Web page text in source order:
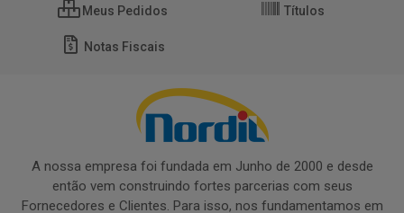
Meus Pedidos Títulos
Notas Fiscais
A nossa empresa foi fundada em Junho de 2000 e desde
então vem construindo fortes parcerias com seus
Fornecedores e Clientes. Para isso, nos fundamentamos em